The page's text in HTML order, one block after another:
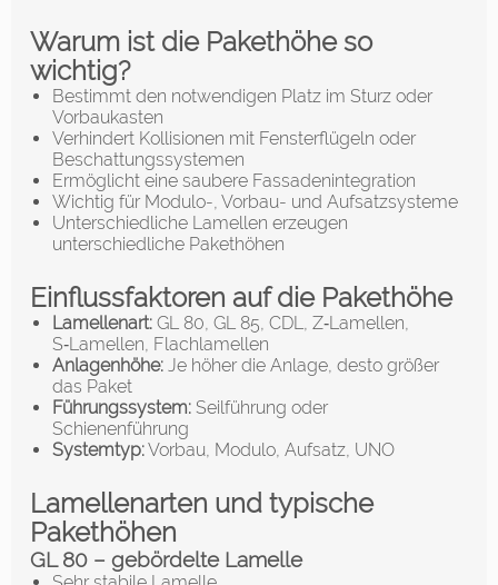
Warum ist die Pakethöhe so
wichtig?
Bestimmt den notwendigen Platz im Sturz oder
Vorbaukasten
Verhindert Kollisionen mit Fensterflügeln oder
Beschattungssystemen
Ermöglicht eine saubere Fassadenintegration
Wichtig für Modulo-, Vorbau- und Aufsatzsysteme
Unterschiedliche Lamellen erzeugen
unterschiedliche Pakethöhen
Einflussfaktoren auf die Pakethöhe
Lamellenart: GL 80, GL 85, CDL, Z‑Lamellen,
S‑Lamellen, Flachlamellen
Anlagenhöhe: Je höher die Anlage, desto größer
das Paket
Führungssystem: Seilführung oder
Schienenführung
Systemtyp:Vorbau, Modulo, Aufsatz, UNO
Lamellenarten und typische
Pakethöhen
GL 80 – gebördelte Lamelle